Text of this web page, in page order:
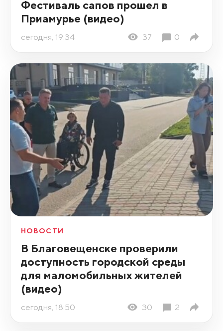
Фестиваль сапов прошел в
Приамурье (видео)
сегодня, 19:34 37 0
НОВОСТИ
В Благовещенске проверили
доступность городской среды
для маломобильных жителей
(видео)
сегодня, 18:50 30 2